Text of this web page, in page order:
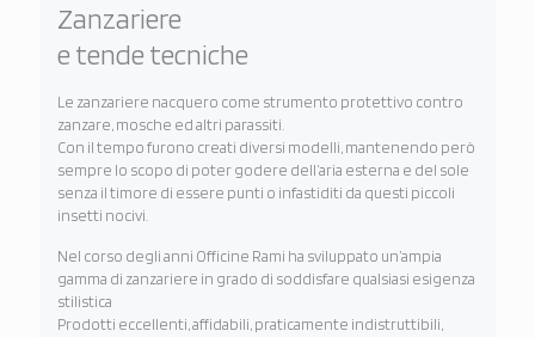
Zanzariere
e tende tecniche
Le zanzariere nacquero come strumento protettivo contro
zanzare, mosche ed altri parassiti.
Con il tempo furono creati diversi modelli, mantenendo però
sempre lo scopo di poter godere dell’aria esterna e del sole
senza il timore di essere punti o infastiditi da questi piccoli
insetti nocivi.
Nel corso degli anni Officine Rami ha sviluppato un’ampia
gamma di zanzariere in grado di soddisfare qualsiasi esigenza
stilistica
Prodotti eccellenti, affidabili, praticamente indistruttibili,